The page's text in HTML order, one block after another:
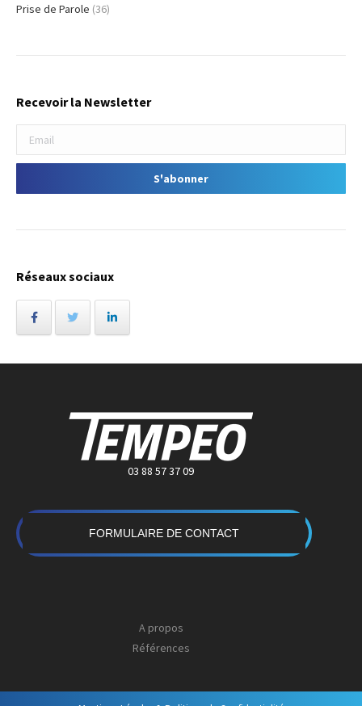
Prise de Parole (36)
Recevoir la Newsletter
Réseaux sociaux
03 88 57 37 09
FORMULAIRE DE CONTACT
A propos
Références